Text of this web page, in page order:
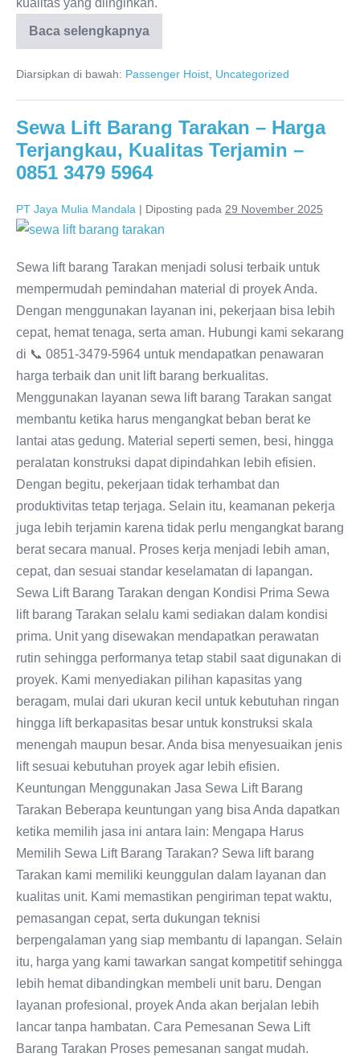
kualitas yang diinginkan.
Baca selengkapnya
Diarsipkan di bawah: Passenger Hoist, Uncategorized
Sewa Lift Barang Tarakan – Harga
Terjangkau, Kualitas Terjamin –
0851 3479 5964
PT Jaya Mulia Mandala | Diposting pada 29 November 2025
Sewa lift barang Tarakan menjadi solusi terbaik untuk
mempermudah pemindahan material di proyek Anda.
Dengan menggunakan layanan ini, pekerjaan bisa lebih
cepat, hemat tenaga, serta aman. Hubungi kami sekarang
di 📞 0851-3479-5964 untuk mendapatkan penawaran
harga terbaik dan unit lift barang berkualitas.
Menggunakan layanan sewa lift barang Tarakan sangat
membantu ketika harus mengangkat beban berat ke
lantai atas gedung. Material seperti semen, besi, hingga
peralatan konstruksi dapat dipindahkan lebih efisien.
Dengan begitu, pekerjaan tidak terhambat dan
produktivitas tetap terjaga. Selain itu, keamanan pekerja
juga lebih terjamin karena tidak perlu mengangkat barang
berat secara manual. Proses kerja menjadi lebih aman,
cepat, dan sesuai standar keselamatan di lapangan.
Sewa Lift Barang Tarakan dengan Kondisi Prima Sewa
lift barang Tarakan selalu kami sediakan dalam kondisi
prima. Unit yang disewakan mendapatkan perawatan
rutin sehingga performanya tetap stabil saat digunakan di
proyek. Kami menyediakan pilihan kapasitas yang
beragam, mulai dari ukuran kecil untuk kebutuhan ringan
hingga lift berkapasitas besar untuk konstruksi skala
menengah maupun besar. Anda bisa menyesuaikan jenis
lift sesuai kebutuhan proyek agar lebih efisien.
Keuntungan Menggunakan Jasa Sewa Lift Barang
Tarakan Beberapa keuntungan yang bisa Anda dapatkan
ketika memilih jasa ini antara lain: Mengapa Harus
Memilih Sewa Lift Barang Tarakan? Sewa lift barang
Tarakan kami memiliki keunggulan dalam layanan dan
kualitas unit. Kami memastikan pengiriman tepat waktu,
pemasangan cepat, serta dukungan teknisi
berpengalaman yang siap membantu di lapangan. Selain
itu, harga yang kami tawarkan sangat kompetitif sehingga
lebih hemat dibandingkan membeli unit baru. Dengan
layanan profesional, proyek Anda akan berjalan lebih
lancar tanpa hambatan. Cara Pemesanan Sewa Lift
Barang Tarakan Proses pemesanan sangat mudah.